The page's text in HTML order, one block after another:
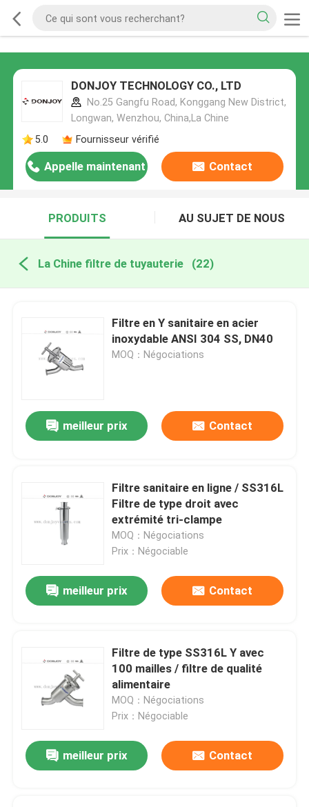
DONJOY TECHNOLOGY CO., LTD
No.25 Gangfu Road, Konggang New District,
Longwan, Wenzhou, China,La Chine
5.0
Fournisseur vérifié
Appelle maintenant Contact
PRODUITS AU SUJET DE NOUS
La Chine filtre de tuyauterie (22)
Filtre en Y sanitaire en acier
inoxydable ANSI 304 SS, DN40
MOQ：Négociations
meilleur prix Contact
Filtre sanitaire en ligne / SS316L
Filtre de type droit avec
extrémité tri-clampe
MOQ：Négociations
Prix：Négociable
meilleur prix Contact
Filtre de type SS316L Y avec
100 mailles / filtre de qualité
alimentaire
MOQ：Négociations
Prix：Négociable
meilleur prix Contact